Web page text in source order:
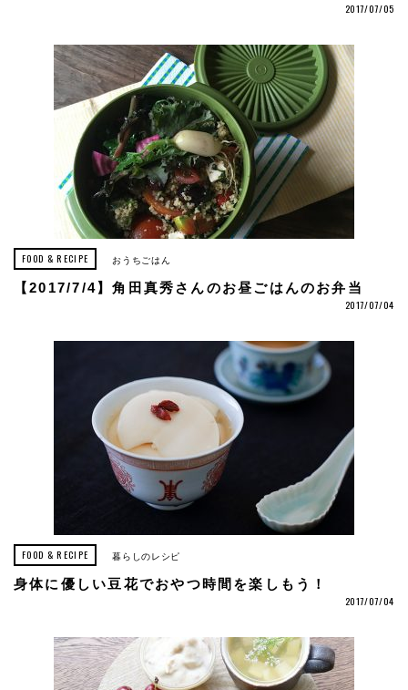
2017/07/05
FOOD & RECIPE おうちごはん
【2017/7/4】角田真秀さんのお昼ごはんのお弁当
2017/07/04
FOOD & RECIPE 暮らしのレシピ
身体に優しい豆花でおやつ時間を楽しもう！
2017/07/04